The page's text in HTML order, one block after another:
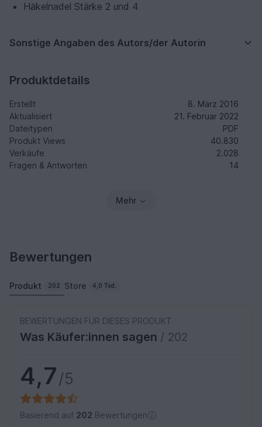
Häkelnadel Stärke 2 und 4
Sonstige Angaben des Autors/der Autorin
Produktdetails
Erstellt
8. März 2016
Aktualisiert
21. Februar 2022
Dateitypen
PDF
Produkt Views
40.830
Verkäufe
2.028
Fragen & Antworten
14
Mehr
Bewertungen
Produkt 202 Store 4,0 Tsd.
BEWERTUNGEN FÜR DIESES PRODUKT
Was Käufer:innen sagen / 202
4,7/5
Basierend auf 202 Bewertungen